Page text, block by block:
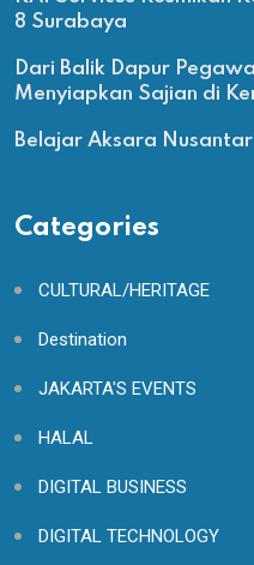
8 Surabaya
Dari Balik Dapur
Menyiapkan Sajian di
Belajar Aksara
Categories
CULTURAL/HERITAGE
Destination
JAKARTA'S EVENTS
HALAL
DIGITAL BUSINESS
DIGITAL TECHNOLOGY